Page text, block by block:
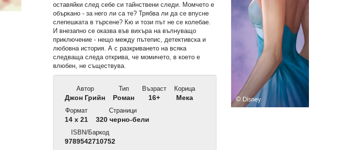
оставяйки след себе си тайнствени следи. Момчето е
объркано - за него ли са те? Трябва ли да се впусне
слепешката в търсене? Кю и този път не се колебае.
И внезапно се оказва във вихъра на вълнуващо
приключение - нещо между пътепис, детективска и
любовна история. А с разкриването на всяка
следваща следа открива, че момичето, в което е
влюбен, не съществува.
Автор
Джон Грийн
Тип
Роман
Възраст
16+
Корица
Мека
Формат
14 x 21
Страници
320 черно-бели
ISBN/Баркод
9789542710752